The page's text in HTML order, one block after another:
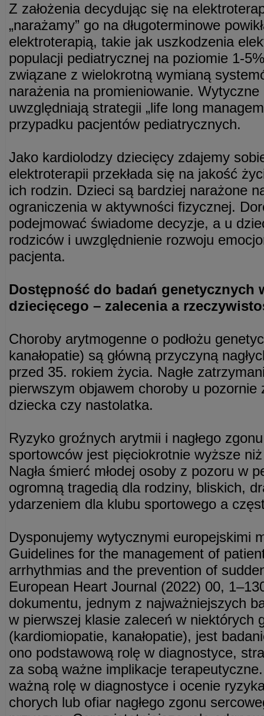
Z założenia decydując się na
„narażamy” go na długoterminowe
elektroterapią, takie jak uszkodzenia
populacji pediatrycznej na poziomie 1-
związane z wielokrotną wymianą
narażenia na promieniowanie. Wytyczne
uwzględniają strategii „life long
przypadku pacjentów pediatrycznych.
Jako kardiolodzy dziecięcy zdajemy
elektroterapii przekłada się na jakość
ich rodzin. Dzieci są bardziej narażone
ograniczenia w aktywności fizycznej.
podejmować świadome decyzje, a u
rodziców i uwzględnienie rozwoju
pacjenta.
Dostępność do badań genetycznych
dziecięcego – zalecenia a
Choroby arytmogenne o podłożu
kanałopatie) są główną przyczyną
przed 35. rokiem życia. Nagłe
pierwszym objawem choroby u pozornie
dziecka czy nastolatka.
Ryzyko groźnych arytmii i nagłego
sportowców jest pięciokrotnie wyższe
Nagła śmierć młodej osoby z pozoru w
ogromną tragedią dla rodziny, bliskich,
ydarzeniem dla klubu sportowego a
Dysponujemy wytycznymi europejskimi
Guidelines for the management of
arrhythmias and the prevention of
European Heart Journal (2022) 00,
dokumentu, jednym z najważniejszych
w pierwszej klasie zaleceń w niektórych
(kardiomiopatie, kanałopatie), jest
ono podstawową rolę w diagnostyce,
za sobą ważne implikacje
ważną rolę w diagnostyce i ocenie
chorych lub ofiar nagłego zgonu